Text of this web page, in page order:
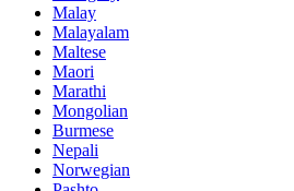
Malay
Malayalam
Maltese
Maori
Marathi
Mongolian
Burmese
Nepali
Norwegian